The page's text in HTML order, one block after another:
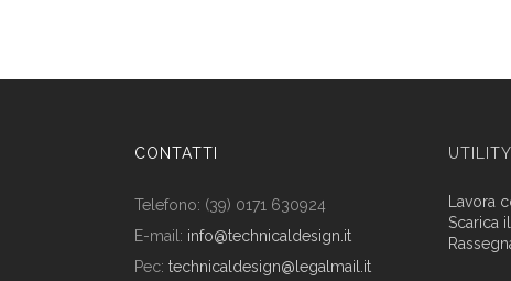
CONTATTI
Telefono: (39) 0171 630924
E-mail: info@technicaldesign.it
Pec: technicaldesign@legalmail.it
UTILITY
Lavora
Scarica